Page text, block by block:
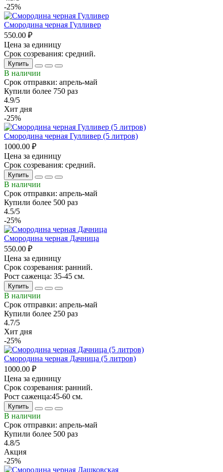
-25%
Смородина черная Гулливер
550.00 ₽
Цена за единицу
Срок созревания: средний.
Купить
В наличии
Срок отправки: апрель-май
Купили более 750 раз
4.9/5
Хит дня
-25%
Смородина черная Гулливер (5 литров)
1000.00 ₽
Цена за единицу
Срок созревания: средний.
Купить
В наличии
Срок отправки: апрель-май
Купили более 500 раз
4.5/5
-25%
Смородина черная Дачница
550.00 ₽
Цена за единицу
Срок созревания: ранний.
Рост саженца: 35-45 см.
Купить
В наличии
Срок отправки: апрель-май
Купили более 250 раз
4.7/5
Хит дня
-25%
Смородина черная Дачница (5 литров)
1000.00 ₽
Цена за единицу
Срок созревания: ранний.
Рост саженца:45-60 см.
Купить
В наличии
Срок отправки: апрель-май
Купили более 500 раз
4.8/5
Акция
-25%